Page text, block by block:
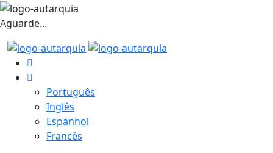
Aguarde...
Português
Inglês
Espanhol
Francês